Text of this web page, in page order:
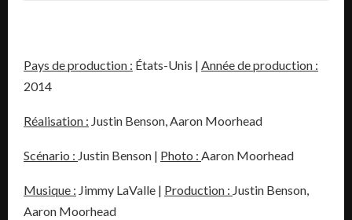
Pays de production : États-Unis | Année de production :
2014
Réalisation : Justin Benson, Aaron Moorhead
Scénario : Justin Benson | Photo : Aaron Moorhead
Musique : Jimmy LaValle | Production : Justin Benson,
Aaron Moorhead